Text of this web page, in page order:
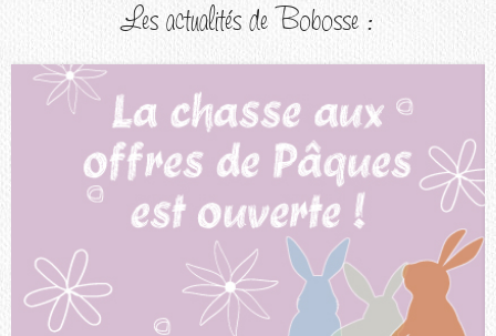
Les actualités de Bobosse :